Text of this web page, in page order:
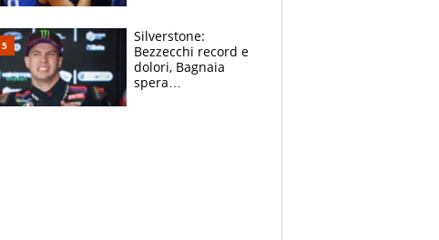
Silverstone:
Bezzecchi record e
dolori, Bagnaia
spera